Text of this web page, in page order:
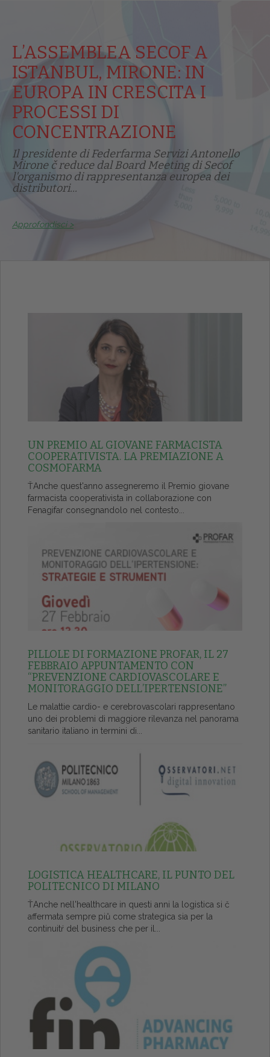
L’ASSEMBLEA SECOF A
ISTANBUL, MIRONE: IN
EUROPA IN CRESCITA I
PROCESSI DI
CONCENTRAZIONE
Il presidente di Federfarma Servizi Antonello
Mirone č reduce dal Board Meeting di Secof
l'organismo di rappresentanza europea dei
distributori...
Approfondisci >
UN PREMIO AL GIOVANE FARMACISTA
COOPERATIVISTA. LA PREMIAZIONE A
COSMOFARMA
ŤAnche quest'anno assegneremo il Premio giovane
farmacista cooperativista in collaborazione con
Fenagifar consegnandolo nel contesto...
PILLOLE DI FORMAZIONE PROFAR, IL 27
FEBBRAIO APPUNTAMENTO CON
“PREVENZIONE CARDIOVASCOLARE E
MONITORAGGIO DELL’IPERTENSIONE”
Le malattie cardio- e cerebrovascolari rappresentano
uno dei problemi di maggiore rilevanza nel panorama
sanitario italiano in termini di...
LOGISTICA HEALTHCARE, IL PUNTO DEL
POLITECNICO DI MILANO
ŤAnche nell'healthcare in questi anni la logistica si č
affermata sempre piů come strategica sia per la
continuitŕ del business che per il...